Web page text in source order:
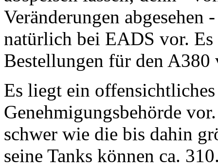
Veränderungen
natürlich bei EADS vor. Es
Bestellungen für den A380
Es liegt ein
Genehmigungsbehörde
schwer wie die bis dahin
seine Tanks können ca.